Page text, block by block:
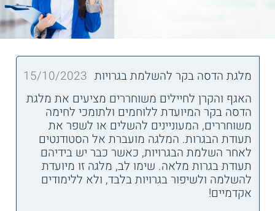
מלגת הדסה בקר להשלמת בגרויות 15/10/2023
האגף והקרן לחיילים משוחררים מציעים את מלגת
הדסה בקר המיועדת ללוחמים ולתומכי לחימה
משוחררים, המעוניינים להשלים או לשפר את
תעודת הבגרות. המלגה מועברת אל הסטודנטים
לאחר השלמת הבגרויות, כאשר כבר יש בידיהם
תעודת בגרות מלאה. שימו לב, מלגה זו מיועדת
להשלמה ולשיפור בגרויות בלבד, ולא ללימודים
אקדמיים!